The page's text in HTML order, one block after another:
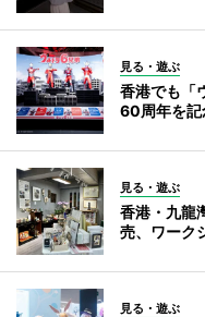
見る・遊ぶ
香港でも「
60周年を記
見る・遊ぶ
香港・九龍
売、ワーク
見る・遊ぶ